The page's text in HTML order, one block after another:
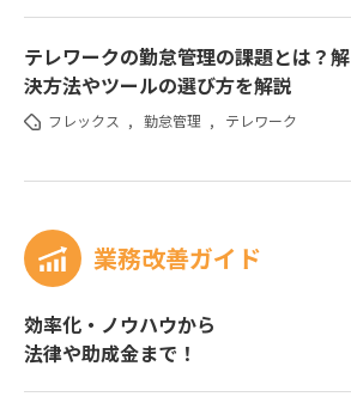
テレワークの勤怠管理の課題とは？解
決方法やツールの選び方を解説
フレックス , 勤怠管理 , テレワーク
業務改善ガイド
効率化・ノウハウから
法律や助成金まで！